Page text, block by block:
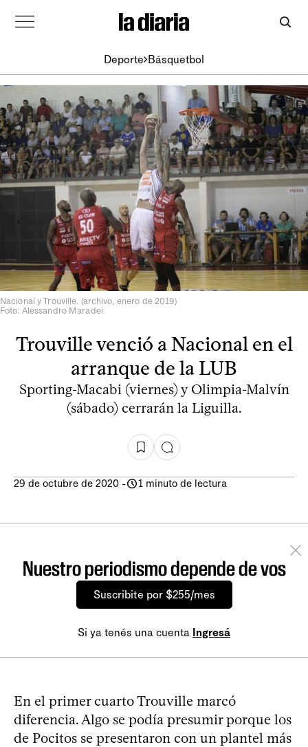
Deporte Básquetbol
Nacional y Trouville. (archivo, enero de 2019)
Foto: Alessandro Maradei
Trouville venció a Nacional en el
arranque de la LUB
Sporting-Macabi (viernes) y Olimpia-Malvín
(sábado) cerrarán la Liguilla.
29 de octubre de 2020 - 1 minuto de lectura
Nuestro periodismo depende de vos
Suscribite por $255/mes
Si ya tenés una cuenta Ingresá
En el primer cuarto Trouville marcó
diferencia. Algo se podía presumir porque los
de Pocitos se presentaron con un plantel más